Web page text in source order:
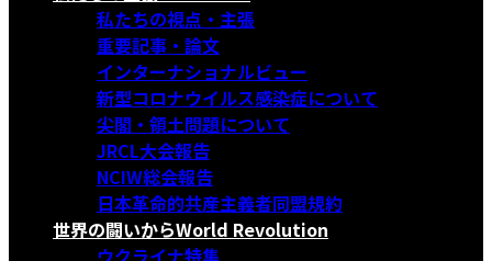
私たちの視点・主張
重要記事・論文
インターナショナルビュー
新型コロナウイルス感染症について
尖閣・領土問題について
JRCL大会報告
NCIW総会報告
日本革命的共産主義者同盟規約
世界の闘いからWorld Revolution
ウクライナ特集